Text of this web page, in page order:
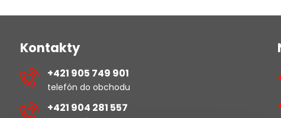
Kontakty
+421 905 749 901
telefón do obchodu
+421 904 281 557